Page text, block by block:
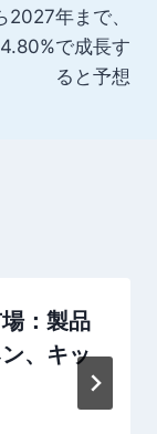
2027年まで、
で成長す
ると予想
：製品
、キッ